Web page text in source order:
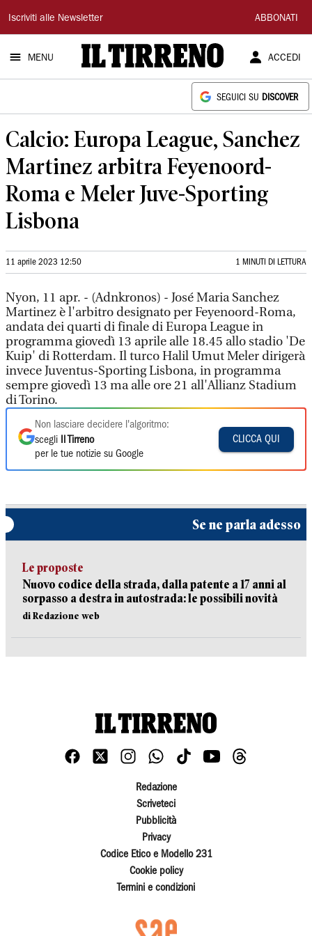
Il
Tirreno
Iscriviti alle Newsletter ABBONATI
MENU ACCEDI
SEGUICI SU DISCOVER
Calcio: Europa League, Sanchez
Martinez arbitra Feyenoord-
Roma e Meler Juve-Sporting
Lisbona
11 aprile 2023 12:50 1 MINUTI DI LETTURA
Nyon, 11 apr. - (Adnkronos) - José Maria Sanchez
Martinez è l'arbitro designato per Feyenoord-Roma,
andata dei quarti di finale di Europa League in
programma giovedì 13 aprile alle 18.45 allo stadio 'De
Kuip' di Rotterdam. Il turco Halil Umut Meler dirigerà
invece Juventus-Sporting Lisbona, in programma
sempre giovedì 13 ma alle ore 21 all'Allianz Stadium
di Torino.
Non lasciare decidere l'algoritmo:
scegli
Il Tirreno
per le tue notizie su Google
CLICCA QUI
Se ne parla adesso
Le proposte
Nuovo codice della strada, dalla patente a 17 anni al
sorpasso a destra in autostrada: le possibili novità
di Redazione web
Redazione
Scriveteci
Pubblicità
Privacy
Codice Etico e Modello 231
Cookie policy
Termini e condizioni